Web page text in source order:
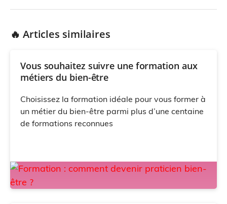
🔥 Articles similaires
Vous souhaitez suivre une formation aux
métiers du bien-être
Choisissez la formation idéale pour vous former à
un métier du bien-être parmi plus d’une centaine
de formations reconnues